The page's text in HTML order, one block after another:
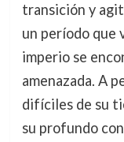
transición y
un período que
imperio se
amenazada. A
difíciles de su
su profundo